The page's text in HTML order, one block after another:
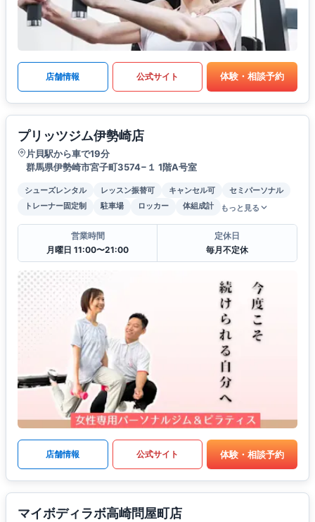
店舗情報 公式サイト 体験・相談予約
プリッツジム伊勢崎店
片貝駅から車で19分
群馬県伊勢崎市宮子町3574−１ 1階A号室
シューズレンタル レッスン振替可 キャンセル可
セミパーソナル
トレーナー固定制
駐車場 ロッカー 体組成計 もっと見る
営業時間
月曜日 11:00〜21:00
定休日
毎月不定休
店舗情報 公式サイト 体験・相談予約
マイボディラボ高崎問屋町店